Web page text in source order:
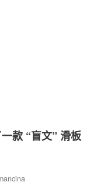
款 “盲文” 滑板